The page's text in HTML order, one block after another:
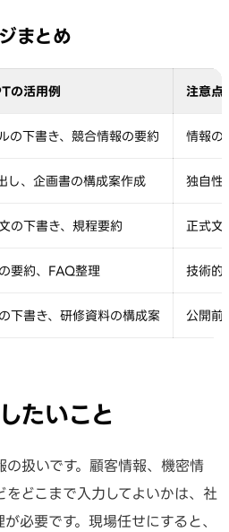
まとめ
の活用例 注意点
の下書き、競合情報の要約 情報の
し、企画書の構成案作成 独自性
の下書き、規程要約 正式文
要約、FAQ整理 技術的
下書き、研修資料の構成案 公開前
たいこと
扱いです。顧客情報、機密情
どこまで入力してよいかは、社
必要です。現場任せにすると、